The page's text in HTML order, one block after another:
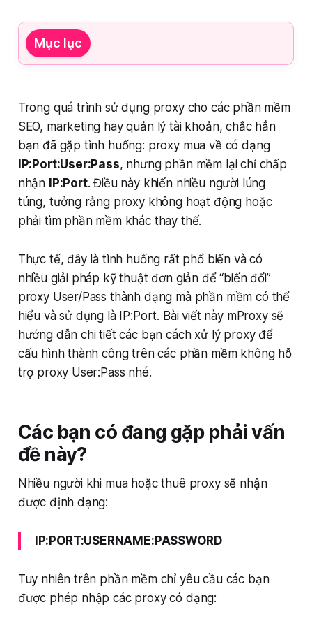
Mục lục
Trong quá trình sử dụng proxy cho các phần mềm
SEO, marketing hay quản lý tài khoản, chắc hẳn
bạn đã gặp tình huống: proxy mua về có dạng
IP:Port:User:Pass, nhưng phần mềm lại chỉ chấp
nhận IP:Port. Điều này khiến nhiều người lúng
túng, tưởng rằng proxy không hoạt động hoặc
phải tìm phần mềm khác thay thế.
Thực tế, đây là tình huống rất phổ biến và có
nhiều giải pháp kỹ thuật đơn giản để “biến đổi”
proxy User/Pass thành dạng mà phần mềm có thể
hiểu và sử dụng là IP:Port. Bài viết này mProxy sẽ
hướng dẫn chi tiết các bạn cách xử lý proxy để
cấu hình thành công trên các phần mềm không hỗ
trợ proxy User:Pass nhé.
Các bạn có đang gặp phải vấn
đề này?
Nhiều người khi mua hoặc thuê proxy sẽ nhận
được định dạng:
IP:PORT:USERNAME:PASSWORD
Tuy nhiên trên phần mềm chỉ yêu cầu các bạn
được phép nhập các proxy có dạng: